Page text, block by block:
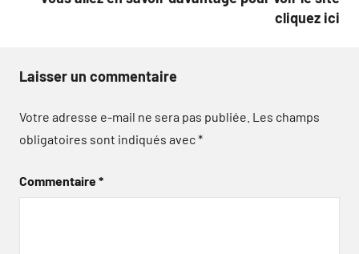
cliquez ici
Laisser un commentaire
Votre adresse e-mail ne sera pas publiée. Les champs
obligatoires sont indiqués avec*
Commentaire*